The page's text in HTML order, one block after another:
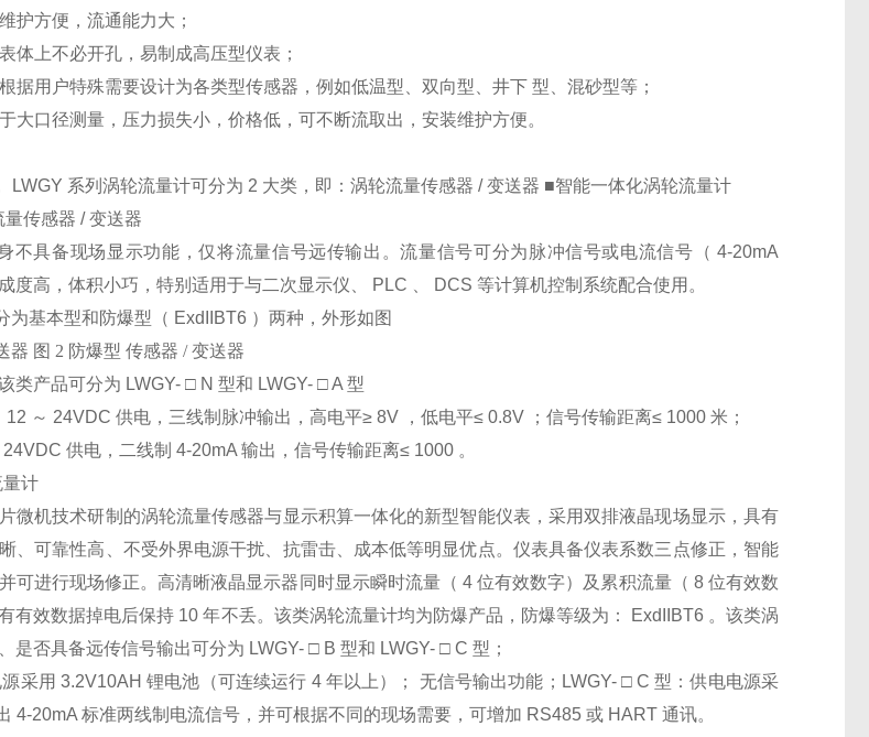
护方便，流通能力大；
体上不必开孔，易制成高压型仪表；
据用户特殊需要设计为各类型传感器，例如低温型、双向型、井下 型、混砂型等；
大口径测量，压力损失小，价格低，可不断流取出，安装维护方便。
LWGY 系列涡轮流量计可分为 2 大类，即：涡轮流量传感器 / 变送器 ■智能一体化涡轮流量计
传感器 / 变送器
不具备现场显示功能，仅将流量信号远传输出。流量信号可分为脉冲信号或电流信号（ 4-20mA
度高，体积小巧，特别适用于与二次显示仪、 PLC 、 DCS 等计算机控制系统配合使用。
为基本型和防爆型（ ExdIIBT6 ）两种，外形如图
器 图 2 防爆型 传感器 / 变送器
类产品可分为 LWGY- □ N 型和 LWGY- □ A 型
12 ～ 24VDC 供电，三线制脉冲输出，高电平≥ 8V ，低电平≤ 0.8V ；信号传输距离≤ 1000 米；
供电，二线制 4-20mA 输出，信号传输距离≤ 1000 。
计
微机技术研制的涡轮流量传感器与显示积算一体化的新型智能仪表，采用双排液晶现场显示，具有
、可靠性高、不受外界电源干扰、抗雷击、成本低等明显优点。仪表具备仪表系数三点修正，智能
可进行现场修正。高清晰液晶显示器同时显示瞬时流量（ 4 位有效数字）及累积流量（ 8 位有效数
有效数据掉电后保持 10 年不丢。该类涡轮流量计均为防爆产品，防爆等级为： ExdIIBT6 。该类涡
是否具备远传信号输出可分为 LWGY- □ B 型和 LWGY- □ C 型；
采用 3.2V10AH 锂电池（可连续运行 4 年以上）； 无信号输出功能；LWGY- □ C 型：供电电源采
4-20mA 标准两线制电流信号，并可根据不同的现场需要，可增加 RS485 或 HART 通讯。